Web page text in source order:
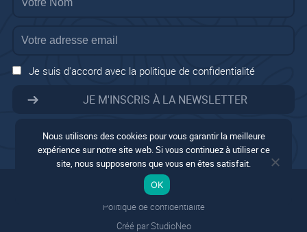
Je suis d'accord avec la politique de confidentialité
Mentions légales
Conditions générales
Politique de confidentialité
Créé par StudioNeo
Nous utilisons des cookies pour vous garantir la meilleure
expérience sur notre site web. Si vous continuez à utiliser ce
site, nous supposerons que vous en êtes satisfait.
OK